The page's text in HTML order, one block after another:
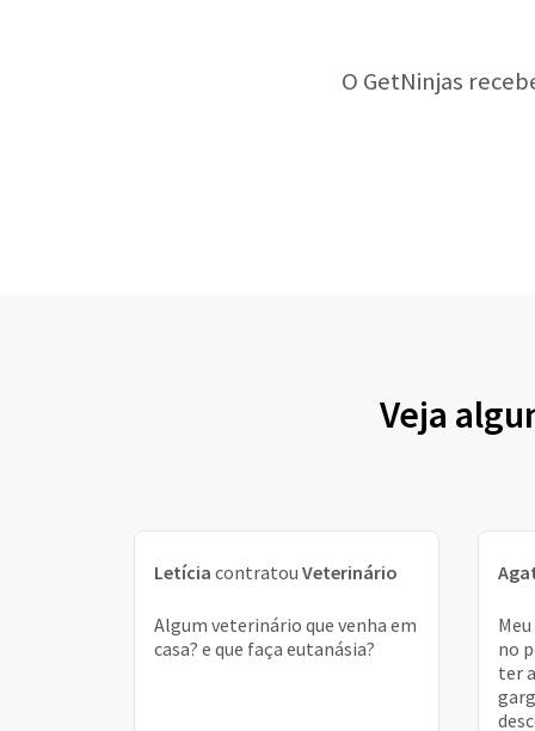
O GetNinjas
Veja
Letícia contratou Veterinário
Algum veterinário que venha em
casa? e que faça eutanásia?
no
ter